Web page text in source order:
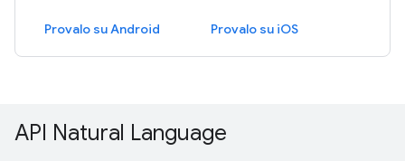
Provalo su Android Provalo su iOS
API Natural Language